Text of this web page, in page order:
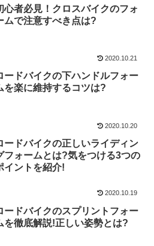
心者必見！クロスバイクのフォ
ムで注意すべき点は?
2020.10.21
ードバイクの下ハンドルフォー
を楽に維持するコツは?
2020.10.20
ードバイクの正しいライディン
フォームとは?気をつける3つの
イントを紹介!
2020.10.19
ードバイクのスプリントフォー
を徹底解説!正しい姿勢とは?